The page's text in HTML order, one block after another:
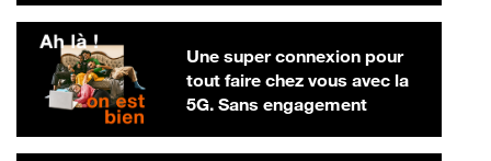
Une super connexion pour
tout faire chez vous avec la
5G. Sans engagement